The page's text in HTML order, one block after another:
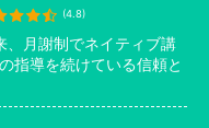
(4.8)
、月謝制でネイティブ講
指導を続けている信頼と